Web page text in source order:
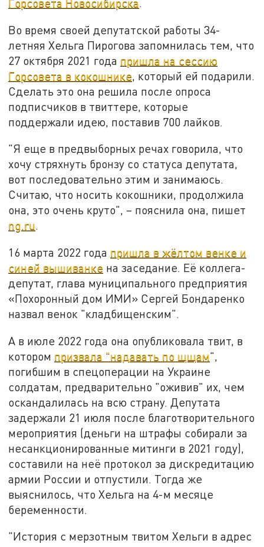
Во время своей депутатской работы 34-
летняя Хельга Пирогова запомнилась тем, что
27 октября 2021 года пришла на сессию
Горсовета в кокошнике, который ей подарили.
Сделать это она решила после опроса
подписчиков в твиттере, которые
поддержали идею, поставив 700 лайков.
"Я еще в предвыборных речах говорила, что
хочу стряхнуть бронзу со статуса депутата,
вот последовательно этим и занимаюсь.
Считаю, что носить кокошники, продолжила
она, это очень круто", – пояснила она, пишет
ng.ru.
16 марта 2022 года пришла в жёлтом венке и
синей вышиванке на заседание. Её коллега-
депутат, глава муниципального предприятия
«Похоронный дом ИМИ» Сергей Бондаренко
назвал венок "кладбищенским".
А в июле 2022 года она опубликовала твит, в
котором призвала "надавать по щщам",
погибшим в спецоперации на Украине
солдатам, предварительно "оживив" их, чем
оскандалилась на всю страну. Депутата
задержали 21 июля после благотворительного
мероприятия (деньги на штрафы собирали за
несанкционированные митинги в 2021 году),
составили на неё протокол за дискредитацию
армии России и отпустили. Тогда же
выяснилось, что Хельга на 4-м месяце
беременности.
"История с мерзотным твитом Хельги в адрес